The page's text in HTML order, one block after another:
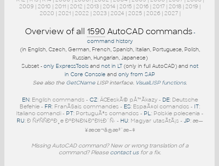
2009 | 2010 | 2011 | 2012 | 2013 | 2014 | 2015 | 2016 | 2017 | 2018 | 2019 |
2020 | 2021| 2022 | 2023| 2024| 2025 | 2026| 2027|
Overview of all 1590 AutoCAD commands -
command history
(in English, Czech, German, French, Spanish, Italian, Portuguese, Polish,
Russian, Hungarian, Japanese)
Subset - only ExpressToolsand not in LT(only in full AutoCAD) and not
in Core Console and only from SAP
See also the GetCName LISP interface. VisualLISP functions.
EN: English commands - CZ: ÄŒeskÃ© pÅ™Ã­kazy - DE: Deutsche
Befehle - FR: FranÃ§ais commandes - ES: EspaÃ±ol comandos - IT:
Italiano comandi - PT: PortuguÃªs comandos - PL: Polskie polecenia -
RU: Ð ÑƒÑÑÐºÐ¸e ÐºÐ¾Ð¼Ð°Ð½Ð´Ñ‹ - HU: Magyar utasÃ­tÃ¡s - JP: æ—
¥æœ¬ã®æ³¨æ–‡
Missing AutoCAD command? New or wrong translation of a
command? Please contact us for a fix.